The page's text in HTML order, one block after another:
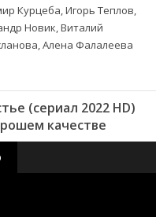
Курцеба, Игорь Теплов,
Новик, Виталий
Алена Фалалеева
(сериал 2022 HD)
качестве